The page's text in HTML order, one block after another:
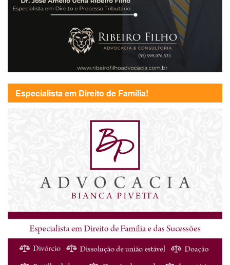
Especialista em Direito de Família!